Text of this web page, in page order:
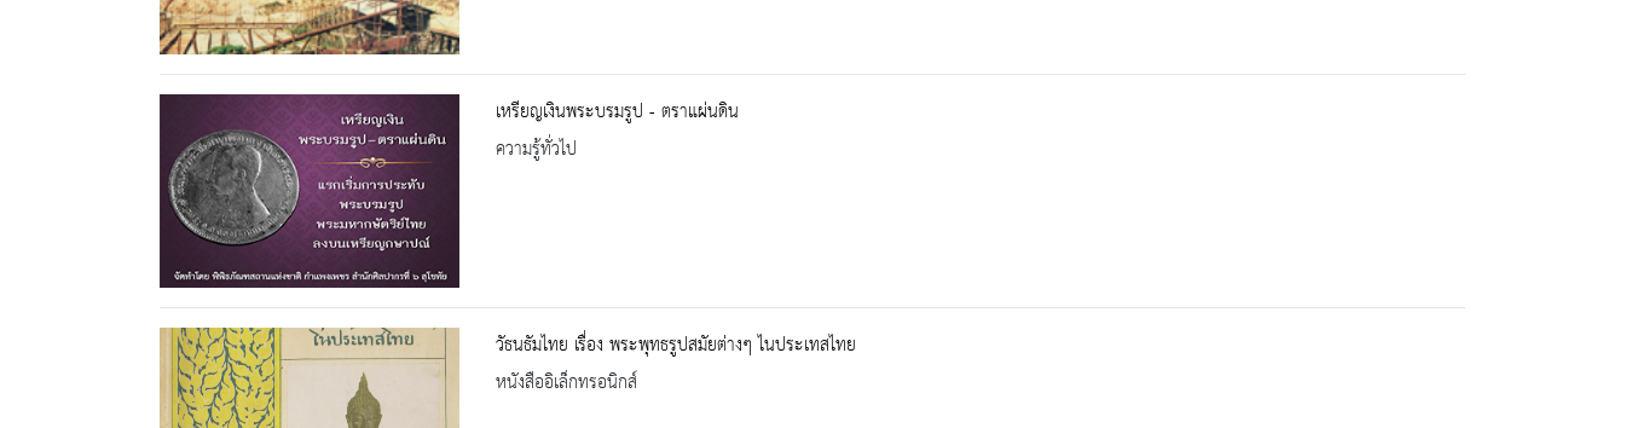
เหรียญเงินพระบรมรูป - ตราแผ่นดิน
ความรู้ทั่วไป
วัธนธัมไทย เรื่อง พระพุทธรูปสมัยต่างๆ ไนประเทสไทย
หนังสืออิเล็กทรอนิกส์